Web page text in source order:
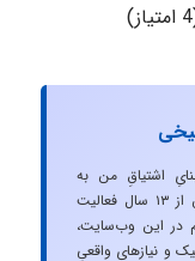
اشتیاقِ من به
دنیایِ HSE است. با بیش از ۱۳ سال فعالیت
در این وب‌سایت،
و نیازهای واقعیِ